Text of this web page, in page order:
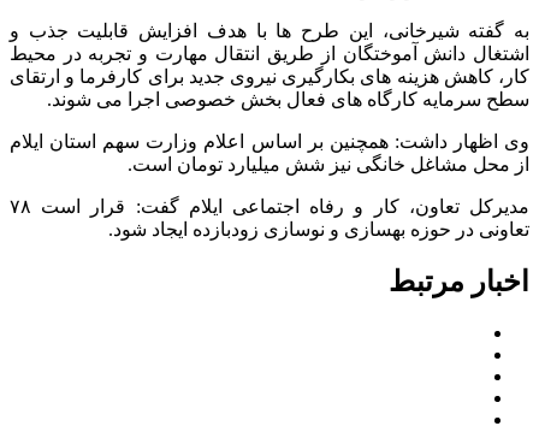
به گفته شیرخانی، این طرح ها با هدف افزایش قابلیت جذب و
اشتغال دانش آموختگان از طریق انتقال مهارت و تجربه در محیط
کار، کاهش هزینه های بکارگیری نیروی جدید برای کارفرما و ارتقای
سطح سرمایه کارگاه های فعال بخش خصوصی اجرا می شوند.
وی اظهار داشت: همچنین بر اساس اعلام وزارت سهم استان ایلام
از محل مشاغل خانگی نیز شش میلیارد تومان است.
مدیرکل تعاون، کار و رفاه اجتماعی ایلام گفت: قرار است ۷۸
تعاونی در حوزه بهسازی و نوسازی زودبازده ایجاد شود.
اخبار مرتبط